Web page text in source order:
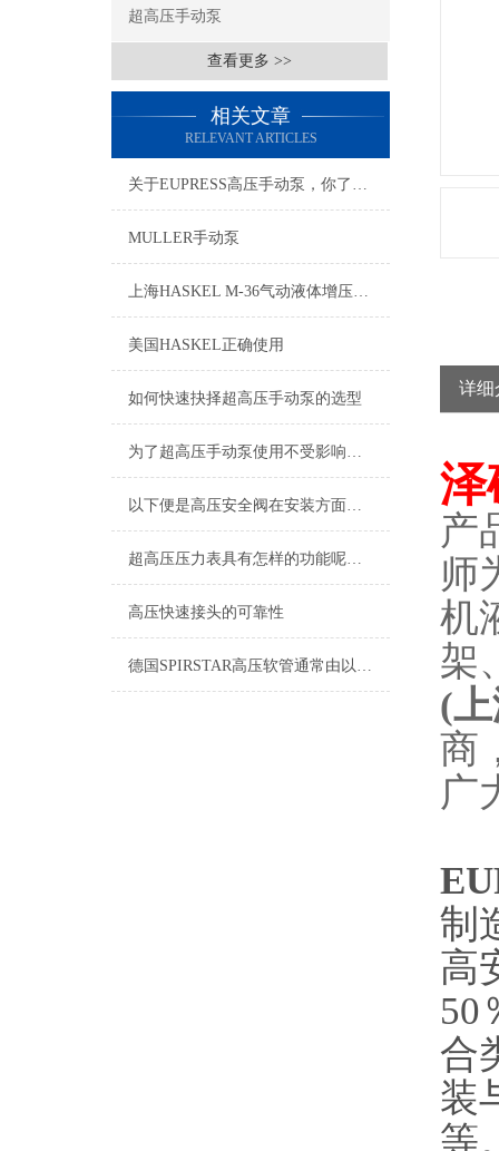
超高压手动泵
查看更多 >>
相关文章
RELEVANT ARTICLES
关于EUPRESS高压手动泵，你了解多少？
MULLER手动泵
上海HASKEL M-36气动液体增压泵现货供应
美国HASKEL正确使用
如何快速抉择超高压手动泵的选型
为了超高压手动泵使用不受影响，小编总结了八大保养方法！
以下便是高压安全阀在安装方面的要求
超高压压力表具有怎样的功能呢？不妨看看下文
高压快速接头的可靠性
德国SPIRSTAR高压软管通常由以下几个主要部分组成
详细
泽
产
师
机
架
(
商
广
制
高
50
合
装
等